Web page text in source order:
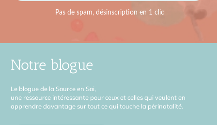
Notre blogue
Le blogue de la Source en Soi,
une ressource intéressante pour ceux et celles qui veulent en
apprendre davantage sur tout ce qui touche la périnatalité.